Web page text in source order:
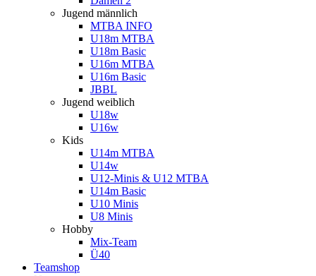
Jugend männlich
MTBA INFO
U18m MTBA
U18m Basic
U16m MTBA
U16m Basic
JBBL
Jugend weiblich
U18w
U16w
Kids
U14m MTBA
U14w
U12-Minis & U12 MTBA
U14m Basic
U10 Minis
U8 Minis
Hobby
Mix-Team
Ü40
Teamshop